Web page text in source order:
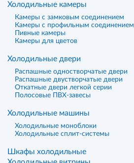
Холодильные камеры
Камеры с замковым соединением
Камеры с профильным соединением
Пивные камеры
Камеры для цветов
Холодильные двери
Распашные одностворчатые двери
Распашные двустворчатые двери
Откатные двери легкой серии
Полосовые ПВХ-завесы
Холодильные машины
Холодильные моноблоки
Холодильные сплит-системы
Шкафы холодильные